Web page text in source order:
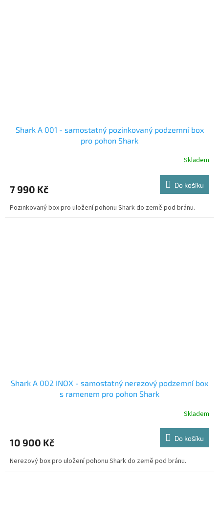
Shark A 001 - samostatný pozinkovaný podzemní box
pro pohon Shark
Skladem
7 990 Kč Do košíku
Pozinkovaný box pro uložení pohonu Shark do země pod bránu.
Shark A 002 INOX - samostatný nerezový podzemní box
s ramenem pro pohon Shark
Skladem
10 900 Kč Do košíku
Nerezový box pro uložení pohonu Shark do země pod bránu.